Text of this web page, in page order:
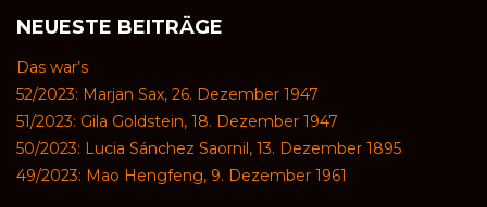
NEUESTE BEITRÄGE
Das war’s
52/2023: Marjan Sax, 26. Dezember 1947
51/2023: Gila Goldstein, 18. Dezember 1947
50/2023: Lucia Sánchez Saornil, 13. Dezember 1895
49/2023: Mao Hengfeng, 9. Dezember 1961